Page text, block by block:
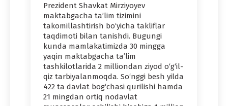
Prezident Shavkat Mirziyoyev
maktabgacha ta’lim tizimini
takomillashtirish bo‘yicha takliflar
taqdimoti bilan tanishdi. Bugungi
kunda mamlakatimizda 30 mingga
yaqin maktabgacha ta’lim
tashkilotlarida 2 milliondan ziyod o‘g‘il-
qiz tarbiyalanmoqda. So‘nggi besh yilda
422 ta davlat bog‘chasi qurilishi hamda
21 mingdan ortiq nodavlat